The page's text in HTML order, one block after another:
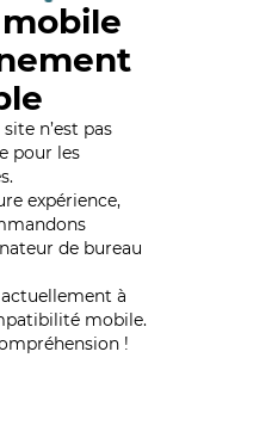
n’est pas
pour les
expérience,
de bureau
à
mobile.
!